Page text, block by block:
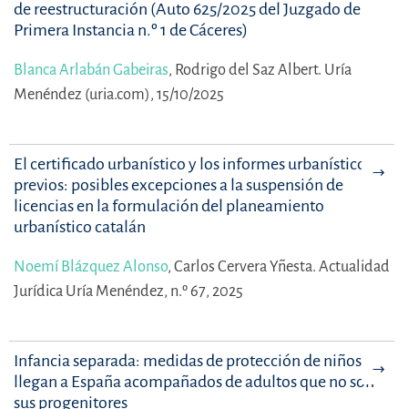
de reestructuración (Auto 625/2025 del Juzgado de
Primera Instancia n.º 1 de Cáceres)
Blanca Arlabán Gabeiras, Rodrigo del Saz Albert. Uría
Menéndez (uria.com), 15/10/2025
El certificado urbanístico y los informes urbanísticos
previos: posibles excepciones a la suspensión de
licencias en la formulación del planeamiento
urbanístico catalán
Noemí Blázquez Alonso, Carlos Cervera Yñesta. Actualidad
Jurídica Uría Menéndez, n.º 67, 2025
Infancia separada: medidas de protección de niños que
llegan a España acompañados de adultos que no son
sus progenitores